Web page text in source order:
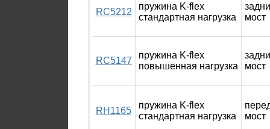
RC5212
пружина K-flex
стандартная нагрузка
мост
RC5147
пружина K-flex
повышенная нагрузка
мост
RH1165
пружина K-flex
стандартная нагрузка
мост